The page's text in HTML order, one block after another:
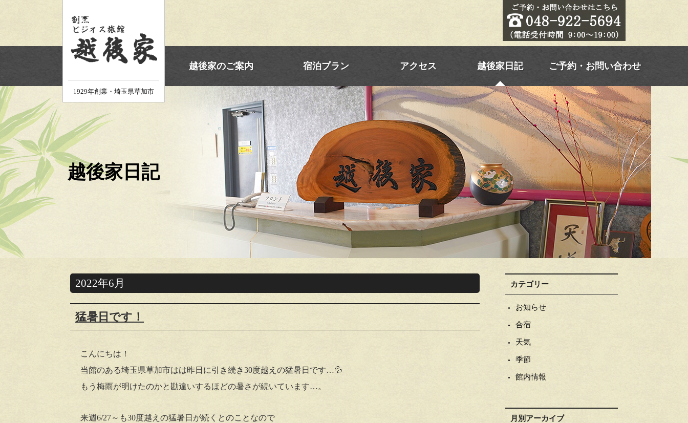
1929年創業・埼玉県草加市
越後家のご案内 宿泊プラン アクセス 越後家日記 ご予約・お問い合わせ
越後家日記
2022年6月
猛暑日です！
こんにちは！
当館のある埼玉県草加市はは昨日に引き続き30度越えの猛暑日です…💦
もう梅雨が明けたのかと勘違いするほどの暑さが続いています…。
来週6/27～も30度越えの猛暑日が続くとのことなので
カテゴリー
お知らせ
合宿
天気
季節
館内情報
月別アーカイブ